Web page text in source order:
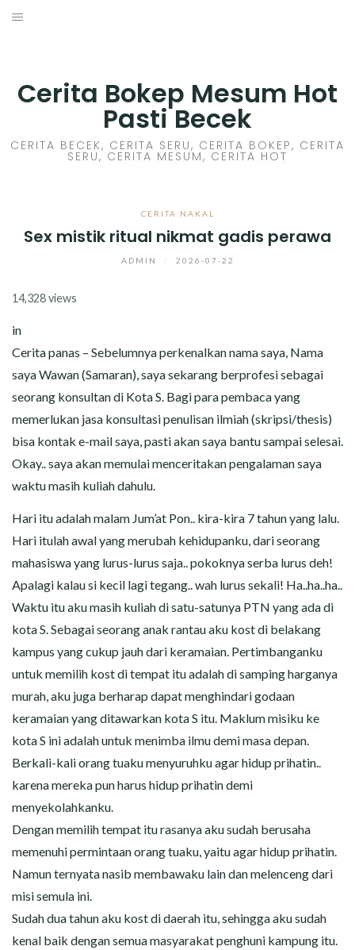
Skip
Cerita Bokep Mesum Hot
Pasti Becek
CERITA BECEK, CERITA SERU, CERITA BOKEP, CERITA
SERU, CERITA MESUM, CERITA HOT
CERITA NAKAL
Sex mistik ritual nikmat gadis perawa
ADMIN 2026-07-22
14,328 views
in
Cerita panas – Sebelumnya perkenalkan nama saya, Nama
saya Wawan (Samaran), saya sekarang berprofesi sebagai
seorang konsultan di Kota S. Bagi para pembaca yang
memerlukan jasa konsultasi penulisan ilmiah (skripsi/thesis)
bisa kontak e-mail saya, pasti akan saya bantu sampai selesai.
Okay.. saya akan memulai menceritakan pengalaman saya
waktu masih kuliah dahulu.
Hari itu adalah malam Jum’at Pon.. kira-kira 7 tahun yang lalu.
Hari itulah awal yang merubah kehidupanku, dari seorang
mahasiswa yang lurus-lurus saja.. pokoknya serba lurus deh!
Apalagi kalau si kecil lagi tegang.. wah lurus sekali! Ha..ha..ha..
Waktu itu aku masih kuliah di satu-satunya PTN yang ada di
kota S. Sebagai seorang anak rantau aku kost di belakang
kampus yang cukup jauh dari keramaian. Pertimbanganku
untuk memilih kost di tempat itu adalah di samping harganya
murah, aku juga berharap dapat menghindari godaan
keramaian yang ditawarkan kota S itu. Maklum misiku ke
kota S ini adalah untuk menimba ilmu demi masa depan.
Berkali-kali orang tuaku menyuruhku agar hidup prihatin..
karena mereka pun harus hidup prihatin demi
menyekolahkanku.
Dengan memilih tempat itu rasanya aku sudah berusaha
memenuhi permintaan orang tuaku, yaitu agar hidup prihatin.
Namun ternyata nasib membawaku lain dan melenceng dari
misi semula ini.
Sudah dua tahun aku kost di daerah itu, sehingga aku sudah
kenal baik dengan semua masyarakat penghuni kampung itu.
CERITA SEX HOT
CERITA SKANDAL
CERITA MALAM
CERITA NAKAL
CERITA SEMPROT
CERITA SPERMA
CERITA ANAK TIRI
CERITA HOT MAMA
CERITA TANTE SEXY
CARA NGIKLAN DI CERITAGILA.COM?